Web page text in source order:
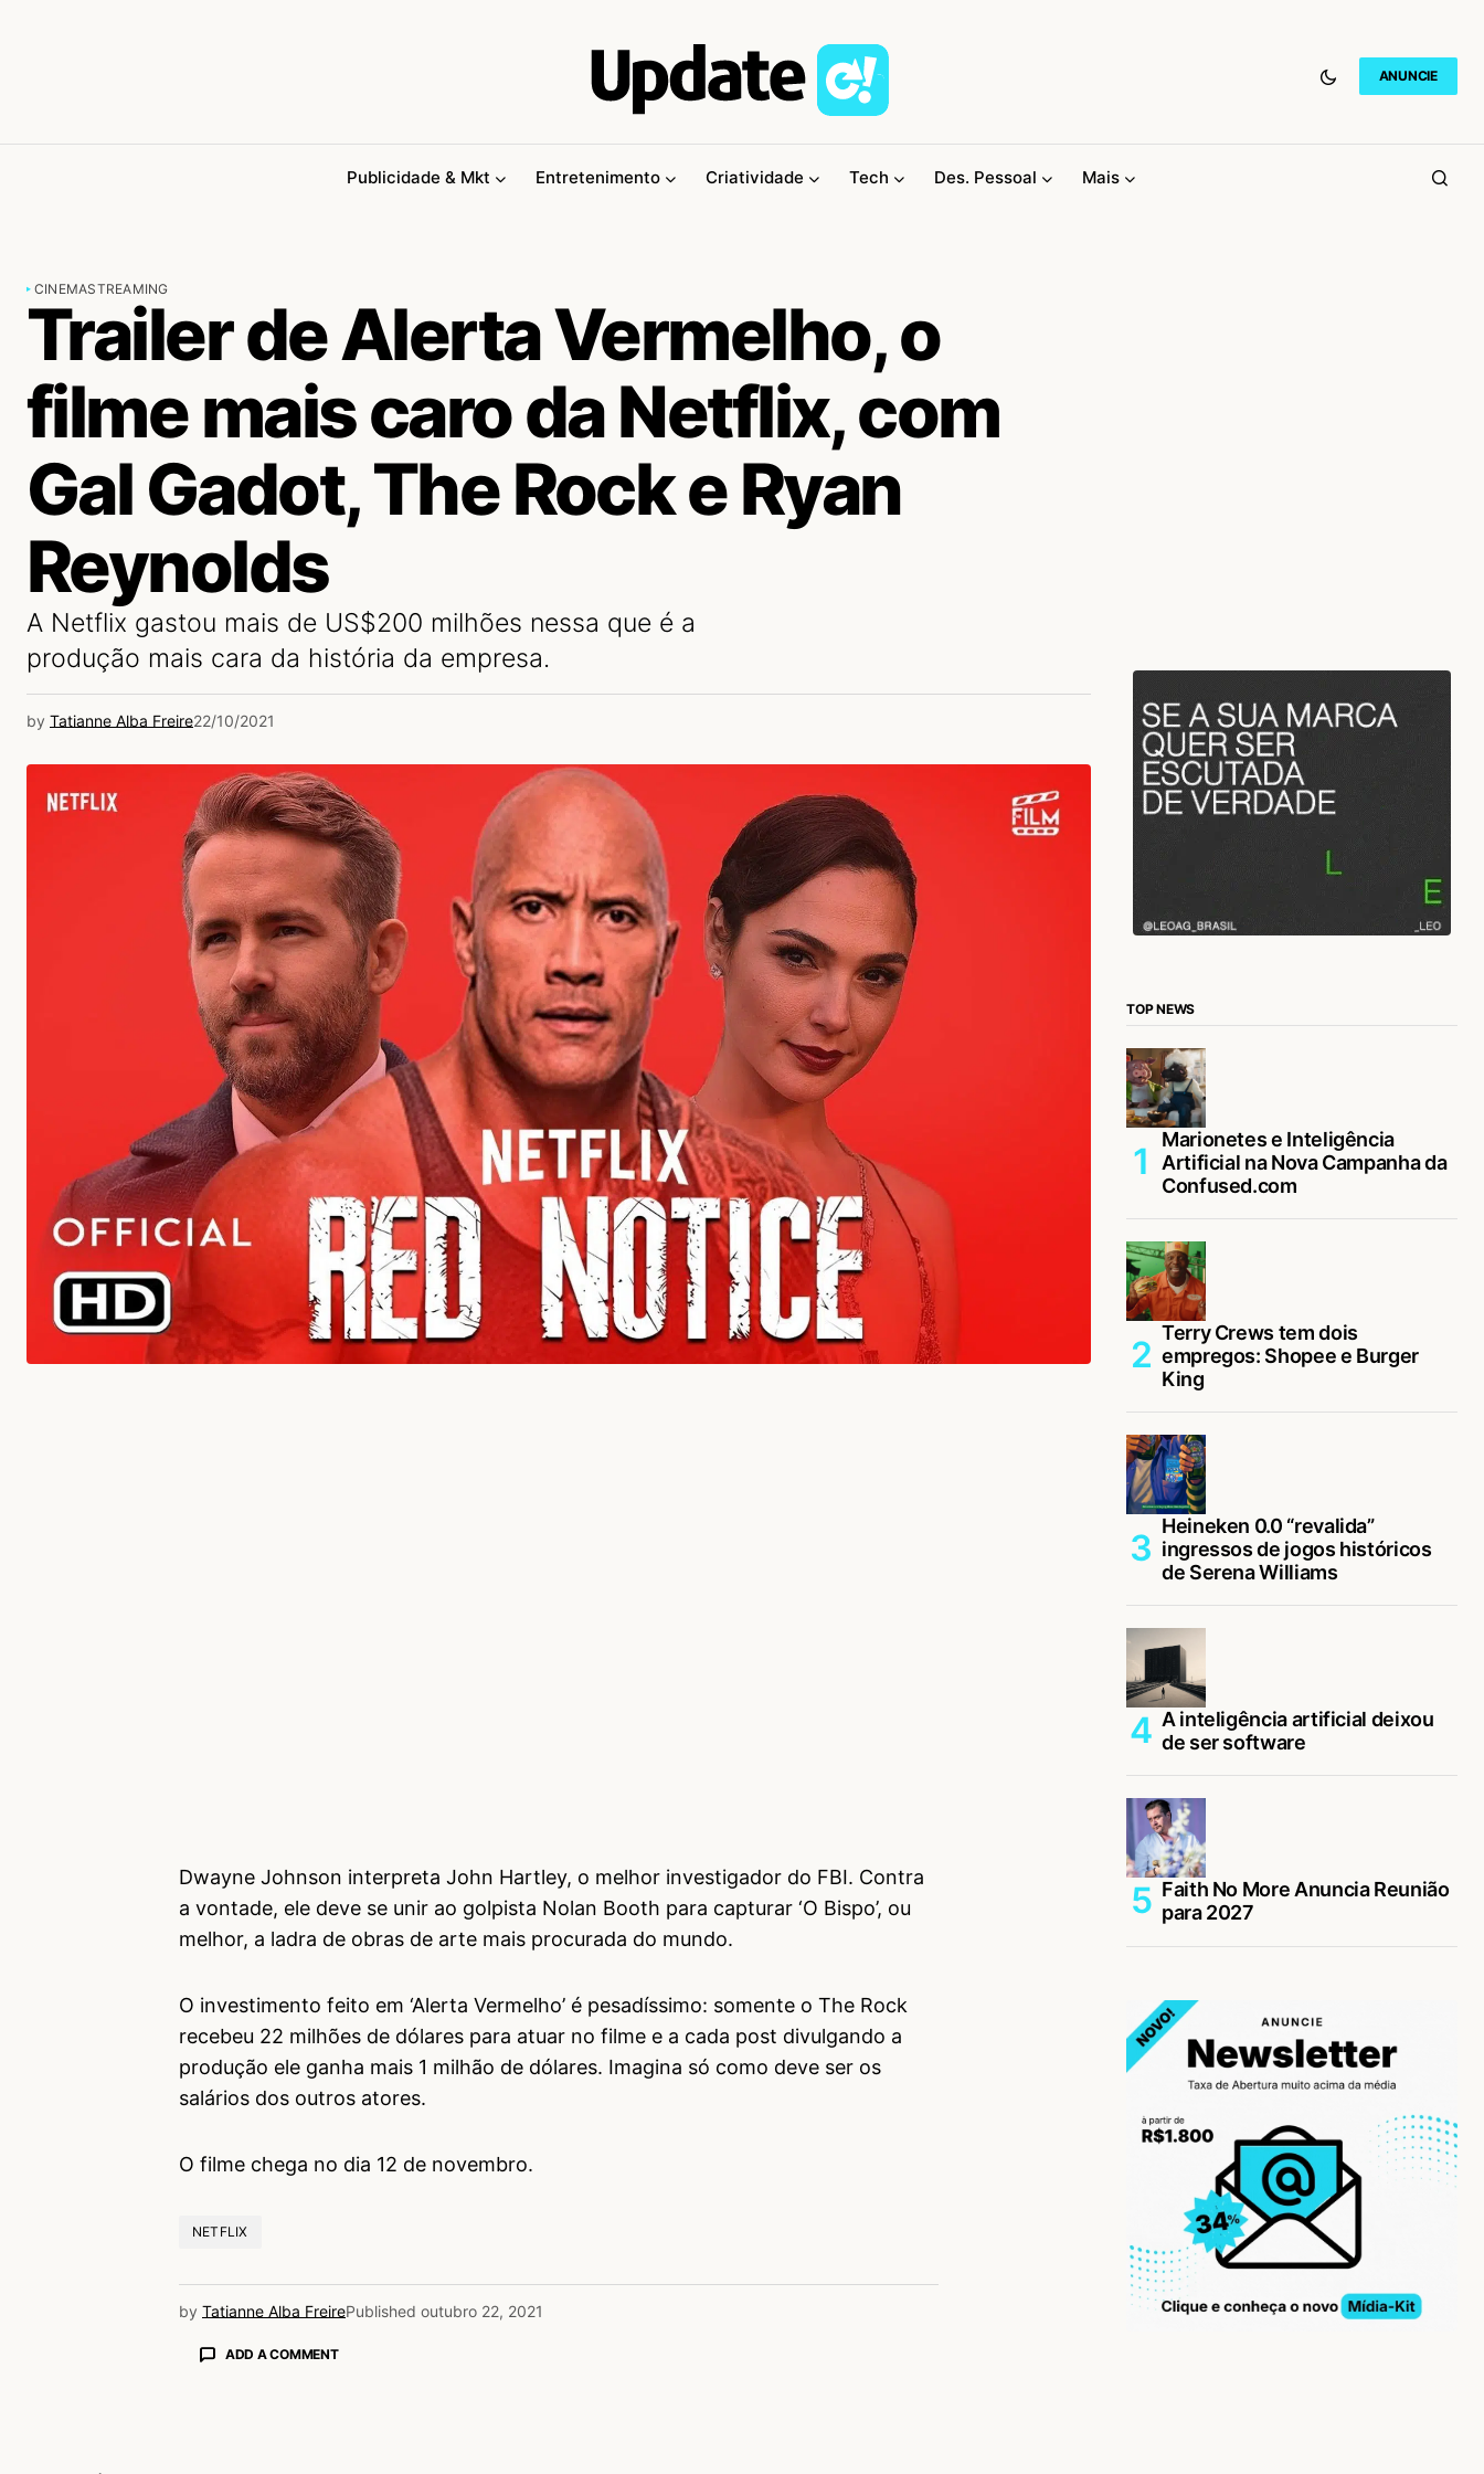
ANUNCIE
Publicidade & Mkt Entretenimento Criatividade Tech Des. Pessoal Mais
CINEMASTREAMING
Trailer de Alerta Vermelho, o
filme mais caro da Netflix, com
Gal Gadot, The Rock e Ryan
Reynolds
A Netflix gastou mais de US$200 milhões nessa que é a
produção mais cara da história da empresa.
by Tatianne Alba Freire22/10/2021
Dwayne Johnson interpreta John Hartley, o melhor investigador do FBI. Contra
a vontade, ele deve se unir ao golpista Nolan Booth para capturar ‘O Bispo’, ou
melhor, a ladra de obras de arte mais procurada do mundo.
O investimento feito em ‘Alerta Vermelho’ é pesadíssimo: somente o The Rock
recebeu 22 milhões de dólares para atuar no filme e a cada post divulgando a
produção ele ganha mais 1 milhão de dólares. Imagina só como deve ser os
salários dos outros atores.
O filme chega no dia 12 de novembro.
NETFLIX
by Tatianne Alba FreirePublished outubro 22, 2021
ADD A COMMENT
TOP NEWS
Marionetes e Inteligência
Artificial na Nova Campanha da
Confused.com
Terry Crews tem dois
empregos: Shopee e Burger
King
Heineken 0.0 “revalida”
ingressos de jogos históricos
de Serena Williams
A inteligência artificial deixou
de ser software
Faith No More Anuncia Reunião
para 2027